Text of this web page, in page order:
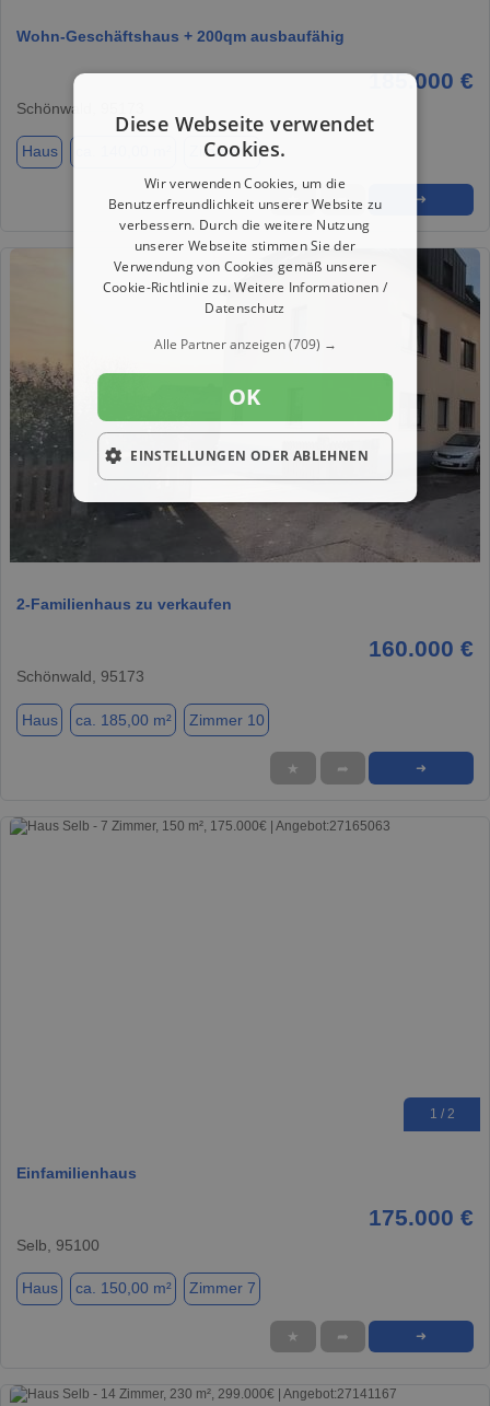
Wohn-Geschäftshaus + 200qm ausbaufähig
185.000 €
Schönwald, 95173
Haus Zimmer 7
★ ➦ ➜
1 / 20
2-Familienhaus zu verkaufen
160.000 €
Schönwald, 95173
Haus ca. 185,00 m² Zimmer 10
★ ➦ ➜
1 / 2
Einfamilienhaus
175.000 €
Selb, 95100
Haus ca. 150,00 m² Zimmer 7
★ ➦ ➜
Diese Webseite verwendet
Cookies.
Wir verwenden Cookies, um die
Benutzerfreundlichkeit unserer Website zu
verbessern. Durch die weitere Nutzung
unserer Webseite stimmen Sie der
Verwendung von Cookies gemäß unserer
Cookie-Richtlinie zu.Weitere Informationen /
Datenschutz
Alle Partner anzeigen(709) →
OK
EINSTELLUNGEN ODER ABLEHNEN